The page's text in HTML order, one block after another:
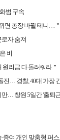
범 구속
면 총장 바뀔 테니…
자 숨져
비
원리금 다 돌려줘라＂
진… 경찰, 40대 가장
… 창원 5일간 '출퇴
증여 개인 맞춤형 퍼